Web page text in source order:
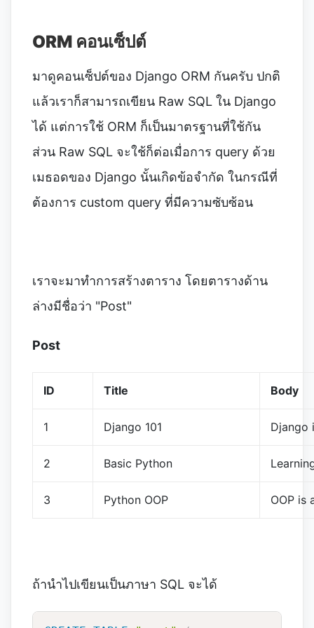
ORM คอนเซ็ปต์
มาดูคอนเซ็ปต์ของ Django ORM กันครับ ปกติ
แล้วเราก็สามารถเขียน Raw SQL ใน Django
ได้ แต่การใช้ ORM ก็เป็นมาตรฐานที่ใช้กัน
ส่วน Raw SQL จะใช้ก็ต่อเมื่อการ query ด้วย
เมธอดของ Django นั้นเกิดข้อจำกัด ในกรณีที่
ต้องการ custom query ที่มีความซับซ้อน
เราจะมาทำการสร้างตาราง โดยตารางด้าน
ล่างมีชื่อว่า "Post"
Post
ID Title Body
1 Django 101 Django
2 Basic Python
3 Python OOP OOP is
ถ้านำไปเขียนเป็นภาษา SQL จะได้